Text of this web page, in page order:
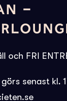
–
och FRI
senast kl.